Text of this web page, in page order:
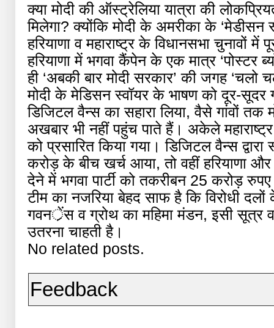
क्या मोदी की ऑस्ट्रेलिया यात्रा की
मिलेगा? क्योंकि मोदी के अमरीका के ‘मेडीसन
हरियाणा व महाराष्ट्र के विधानसभा चुनावों में
हरियाणा में भगवा कैंपेन के एक मात्र ‘पोस्टर
ही ‘अबकी बार मोदी सरकार’ की जगह ‘चलो
मोदी के मेडिसन स्वॉयर के भाषण को दूर-सूदर
डिजिटल वैन्स का सहारा लिया, वैसे गांवों तक
अखबार भी नहीं पहुंच पाते हैं। अकेले
को प्रसारित किया गया। डिजिटल वैन्स
करोड़ के बीच खर्च आया, तो वहीं हरियाणा और
देने में भगवा पार्टी को तकरीबन 25 करोड़
टीम का नजरिया बेहद साफ है कि विरोधी
गवनर्ेंस व ग्रोथ का महिमा मंडन, इसी सूत्र
उतरना चाहती है।
No related posts.
Feedback